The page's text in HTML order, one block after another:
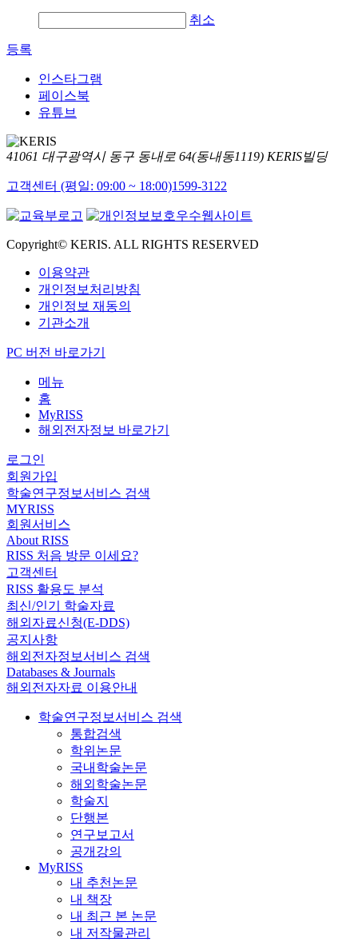
취소
등록
인스타그램
페이스북
유튜브
41061 대구광역시 동구 동내로 64(동내동1119) KERIS빌딩
고객센터 (평일: 09:00 ~ 18:00)1599-3122
Copyright© KERIS. ALL RIGHTS RESERVED
이용약관
개인정보처리방침
개인정보 재동의
기관소개
PC 버전 바로가기
메뉴
홈
MyRISS
해외전자정보 바로가기
로그인
회원가입
학술연구정보서비스 검색
MYRISS
회원서비스
About RISS
RISS 처음 방문 이세요?
고객센터
RISS 활용도 분석
최신/인기 학술자료
해외자료신청(E-DDS)
공지사항
해외전자정보서비스 검색
Databases & Journals
해외전자자료 이용안내
학술연구정보서비스 검색
통합검색
학위논문
국내학술논문
해외학술논문
학술지
단행본
연구보고서
공개강의
MyRISS
내 추천논문
내 책장
내 최근 본 논문
내 저작물관리